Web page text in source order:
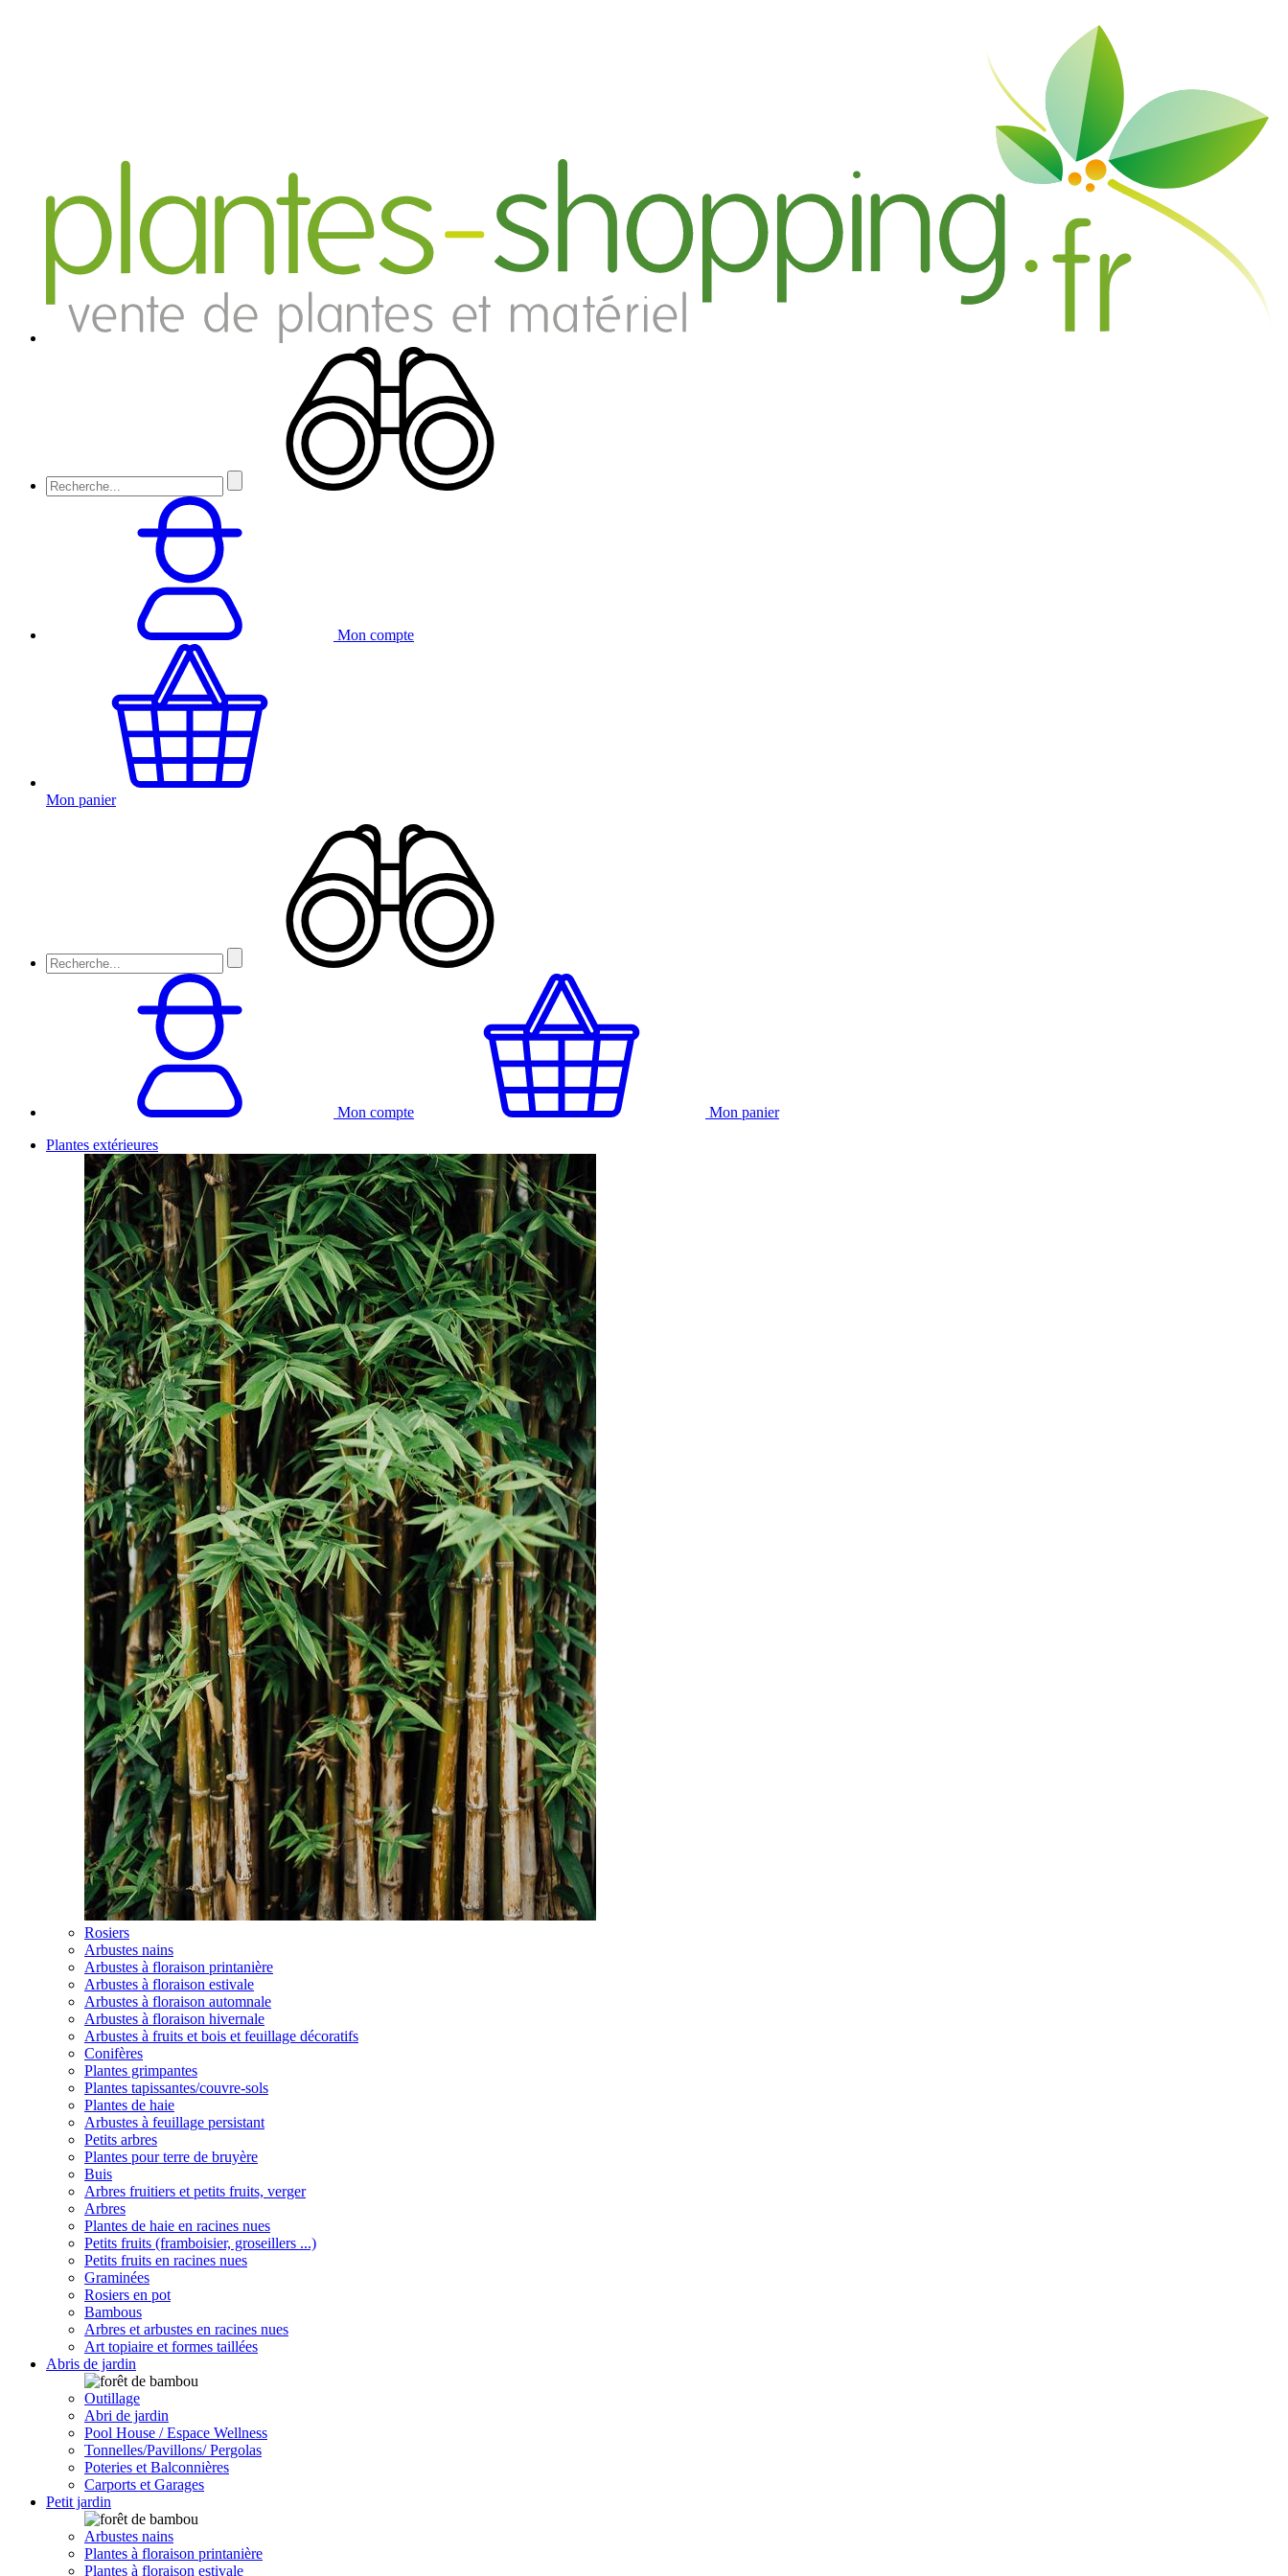
Mon compte
Mon panier
Mon compte
Mon panier
Plantes extérieures
Rosiers
Arbustes nains
Arbustes à floraison printanière
Arbustes à floraison estivale
Arbustes à floraison automnale
Arbustes à floraison hivernale
Arbustes à fruits et bois et feuillage décoratifs
Conifères
Plantes grimpantes
Plantes tapissantes/couvre-sols
Plantes de haie
Arbustes à feuillage persistant
Petits arbres
Plantes pour terre de bruyère
Buis
Arbres fruitiers et petits fruits, verger
Arbres
Plantes de haie en racines nues
Petits fruits (framboisier, groseillers ...)
Petits fruits en racines nues
Graminées
Rosiers en pot
Bambous
Arbres et arbustes en racines nues
Art topiaire et formes taillées
Abris de jardin
Outillage
Abri de jardin
Pool House / Espace Wellness
Tonnelles/Pavillons/ Pergolas
Poteries et Balconnières
Carports et Garages
Petit jardin
Arbustes nains
Plantes à floraison printanière
Plantes à floraison estivale